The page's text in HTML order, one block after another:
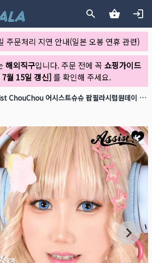
주문처리 지연 안내(일본 오봉 연휴 관련)
해외직구입니다. 주문 전에 꼭 쇼핑가이드
월 15일 갱신]를 확인해 주세요.
Assist ChouChou 어시스트슈슈 팝필라시럽원데이 1day 12 소다시럽(1박스 6개들이)